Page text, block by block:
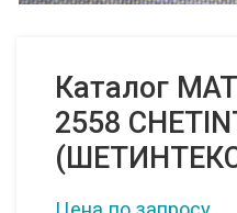
Каталог
2558